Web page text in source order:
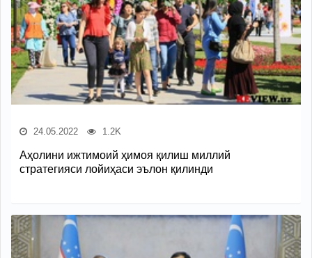
24.05.2022 1.2K
Аҳолини ижтимоий ҳимоя қилиш миллий
стратегияси лойиҳаси эълон қилинди